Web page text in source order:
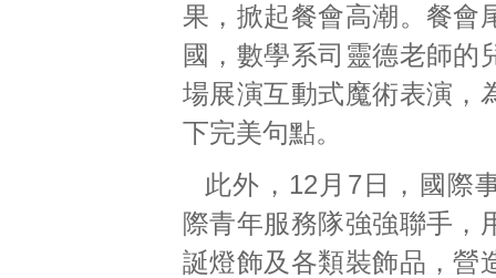
果，掀起餐會高潮。餐會
國，數學系司靈德老師的
場展演互動式魔術表演，
下完美句點。
此外，12月7日，國際
際青年服務隊強強聯手，
誕燈飾及各類裝飾品，營